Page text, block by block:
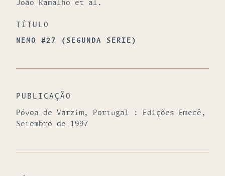
João Ramalho et al.
TÍTULO
NEMO #27 (SEGUNDA SÉRIE)
PUBLICAÇÃO
Póvoa de Varzim, Portugal : Edições Emecê,
Setembro de 1997